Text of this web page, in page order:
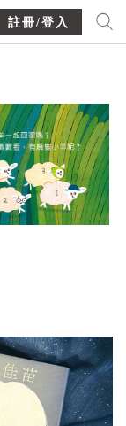
註冊/登入